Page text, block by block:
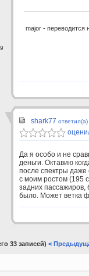
major - переводится
shark77 ответил(а)
Да я особо и не
деньги. Октавию
после спектры даже
с моим ростом (195
задних пассажиров,
было. Может ветка
33 записей) <